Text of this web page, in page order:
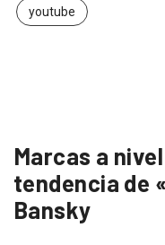
youtube
Marcas a
tendencia de
Bansky